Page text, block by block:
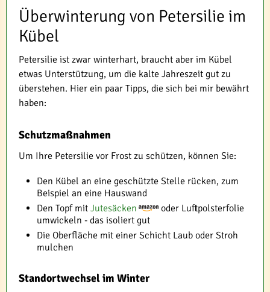
Überwinterung von Petersilie im
Kübel
Petersilie ist zwar winterhart, braucht aber im Kübel
etwas Unterstützung, um die kalte Jahreszeit gut zu
überstehen. Hier ein paar Tipps, die sich bei mir bewährt
haben:
Schutzmaßnahmen
Um Ihre Petersilie vor Frost zu schützen, können Sie:
Den Kübel an eine geschützte Stelle rücken, zum
Beispiel an eine Hauswand
Den Topf mit Jutesäcken
oder Luftpolsterfolie
umwickeln - das isoliert gut
Die Oberfläche mit einer Schicht Laub oder Stroh
mulchen
Standortwechsel im Winter